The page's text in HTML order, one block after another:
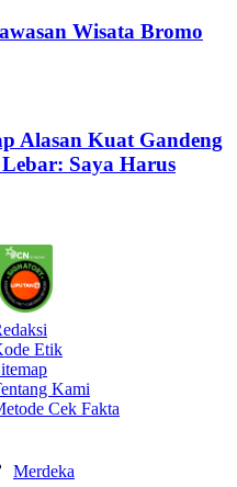
Wisata Bromo
Alasan Kuat Gandeng
Saya Harus
Etik
Kami
Cek Fakta
Merdeka